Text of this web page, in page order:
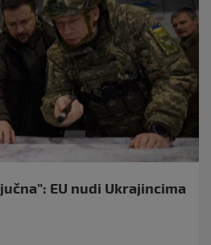
EU nudi Ukrajincima